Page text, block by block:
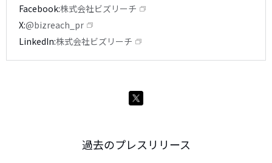
Facebook 株式会社ビズリーチ
X@bizreach_pr
LinkedIn 株式会社ビズリーチ
過去のプレスリリース